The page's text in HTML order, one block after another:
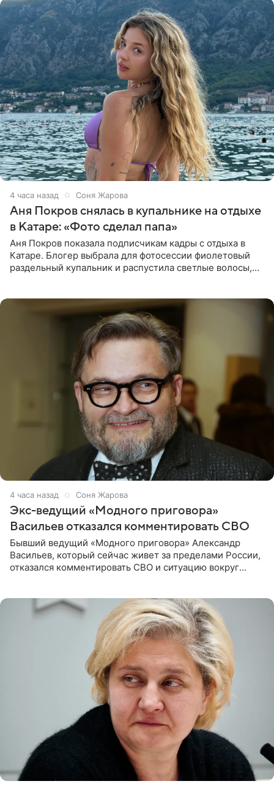
4 часа назад Соня Жарова
Аня Покров снялась в купальнике на отдыхе
в Катаре: «Фото сделал папа»
Аня Покров показала подписчикам кадры с отдыха в
Катаре. Блогер выбрала для фотосессии фиолетовый
раздельный купальник и распустила светлые волосы,
4 часа назад Соня Жарова
Экс-ведущий «Модного приговора»
Васильев отказался комментировать СВО
Бывший ведущий «Модного приговора» Александр
Васильев, который сейчас живет за пределами России,
отказался комментировать СВО и ситуацию вокруг